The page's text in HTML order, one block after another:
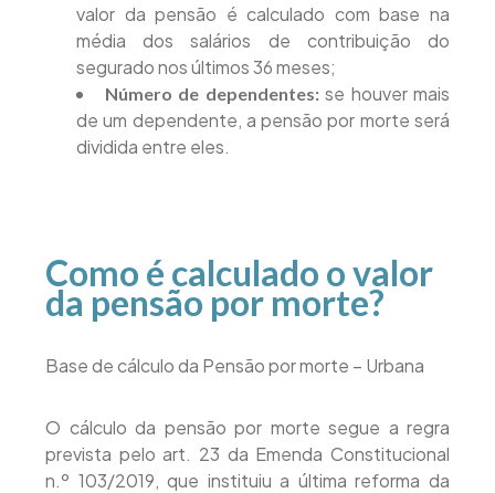
valor da pensão é calculado com base na
média dos salários de contribuição do
segurado nos últimos 36 meses;
Número de dependentes:se houver mais
de um dependente, a pensão por morte será
dividida entre eles.
Como é calculado o valor
da pensão por morte?
Base de cálculo da Pensão por morte – Urbana
O cálculo da pensão por morte segue a regra
prevista pelo art. 23 da Emenda Constitucional
n.º 103/2019, que instituiu a última reforma da